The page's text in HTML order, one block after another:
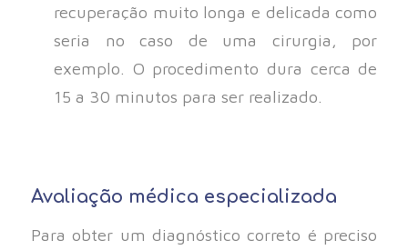
recuperação muito longa e delicada como
seria no caso de uma cirurgia, por
exemplo. O procedimento dura cerca de
15 a 30 minutos para ser realizado.
Avaliação médica especializada
Para obter um diagnóstico correto é preciso